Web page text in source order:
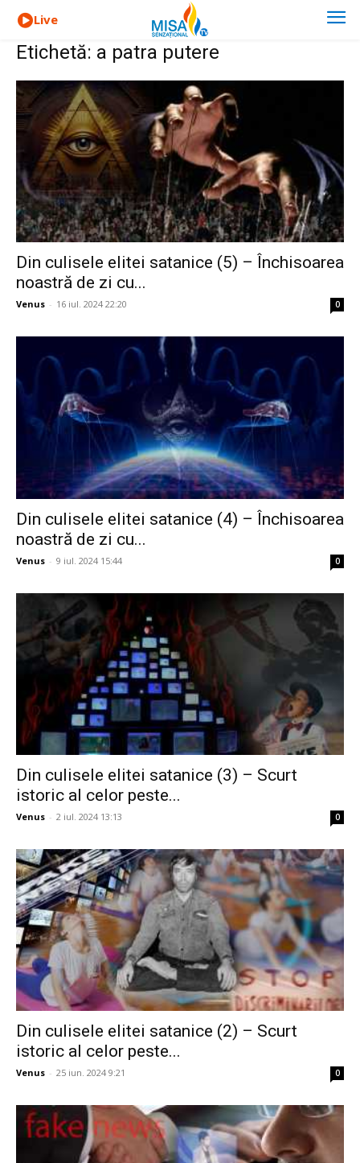
Live
Etichetă: a patra putere
Din culisele elitei satanice (5) – Închisoarea
noastră de zi cu...
Venus - 16 iul. 2024 22:20 0
Din culisele elitei satanice (4) – Închisoarea
noastră de zi cu...
Venus - 9 iul. 2024 15:44 0
Din culisele elitei satanice (3) – Scurt
istoric al celor peste...
Venus - 2 iul. 2024 13:13 0
Din culisele elitei satanice (2) – Scurt
istoric al celor peste...
Venus - 25 iun. 2024 9:21 0